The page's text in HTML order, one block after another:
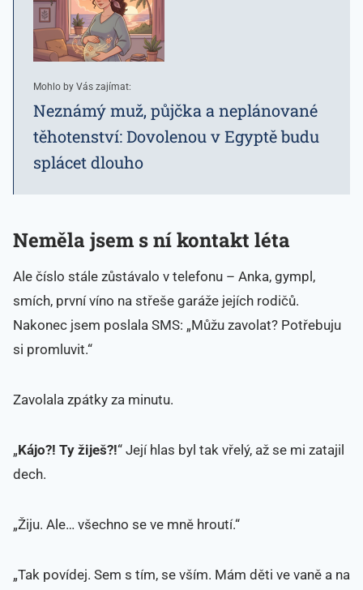
Mohlo by Vás zajímat:
Neznámý muž, půjčka a neplánované
těhotenství: Dovolenou v Egyptě budu
splácet dlouho
Neměla jsem s ní kontakt léta
Ale číslo stále zůstávalo v telefonu – Anka, gympl,
smích, první víno na střeše garáže jejích rodičů.
Nakonec jsem poslala SMS: „Můžu zavolat? Potřebuju
si promluvit.“
Zavolala zpátky za minutu.
„Kájo?! Ty žiješ?!“ Její hlas byl tak vřelý, až se mi zatajil
dech.
„Žiju. Ale… všechno se ve mně hroutí.“
„Tak povídej. Sem s tím, se vším. Mám děti ve vaně a na